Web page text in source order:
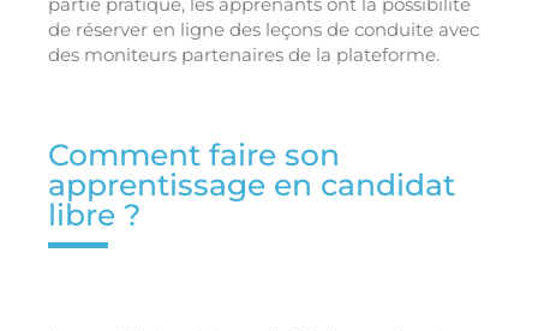
de réserver en ligne des leçons de conduite avec
des moniteurs partenaires de la plateforme.
Comment faire son
apprentissage en candidat
libre ?